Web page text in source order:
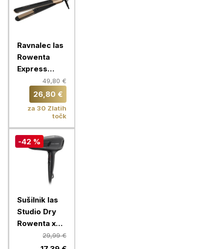
Ravnalec las
Rowenta
Express
Shine Argan
SF4630F0
49,80 €
26,80 €
za 30 Zlatih
točk
-42 %
Sušilnik las
Studio Dry
Rowenta x
Lagerfeld
29,99 €